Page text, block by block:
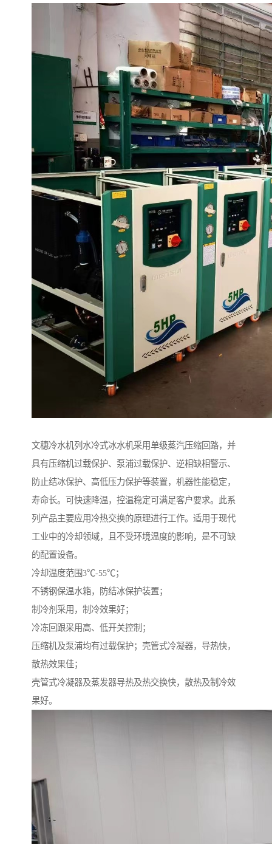
文穗冷水机列水冷式冰水机采用单级蒸汽压缩回路，并
具有压缩机过载保护、泵浦过载保护、逆相缺相警示、
防止结冰保护、高低压力保护等装置，机器性能稳定，
寿命长。可快速降温，控温稳定可满足客户要求。此系
列产品主要应用冷热交换的原理进行工作。适用于现代
工业中的冷却领域，且不受环境温度的影响，是不可缺
的配置设备。
冷却温度范围3℃-55℃；
不锈钢保温水箱，防结冰保护装置；
制冷剂采用，制冷效果好；
冷冻回跟采用高、低开关控制；
压缩机及泵浦均有过载保护；壳管式冷凝器，导热快，
散热效果佳；
壳管式冷凝器及蒸发器导热及热交换快，散热及制冷效
果好。